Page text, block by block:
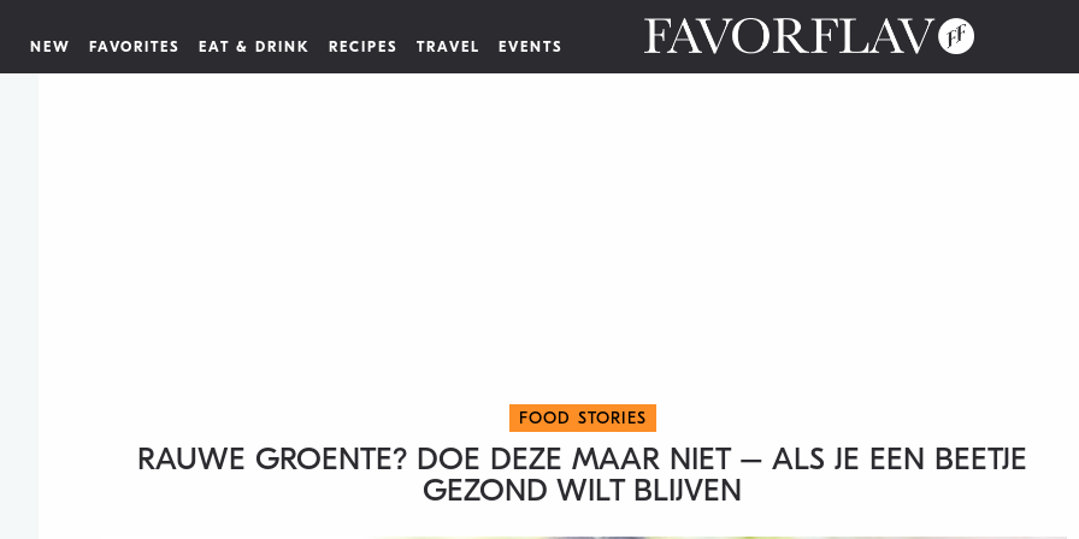
NEW FAVORITES EAT & DRINK RECIPES TRAVEL EVENTS
FOOD STORIES
RAUWE GROENTE? DOE DEZE MAAR NIET – ALS JE EEN BEETJE
GEZOND WILT BLIJVEN